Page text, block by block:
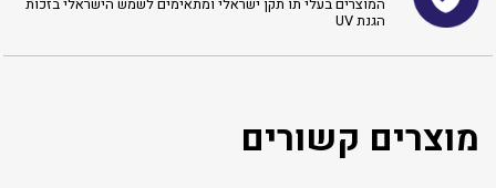
הגנת UV
מוצרים קשורים